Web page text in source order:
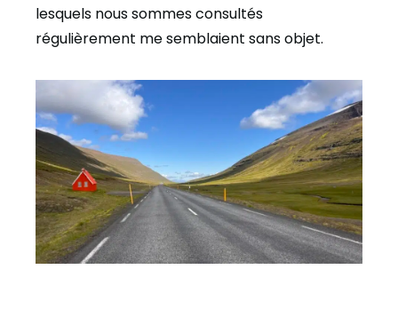
lesquels nous sommes consultés
régulièrement me semblaient sans objet.